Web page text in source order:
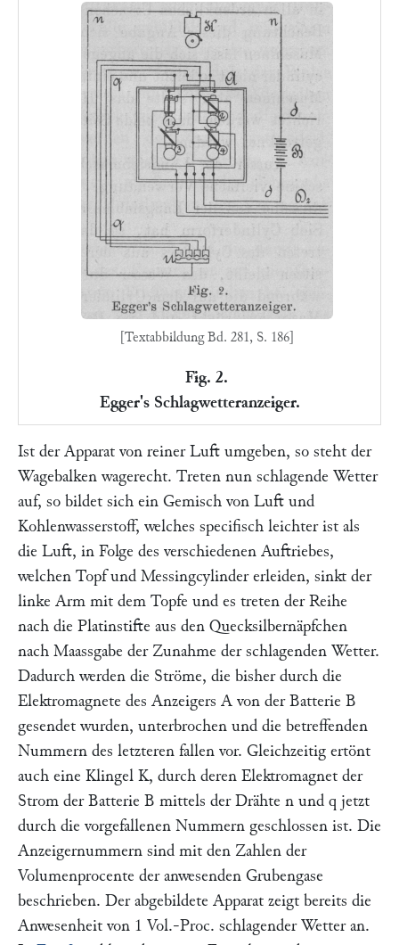
[Textabbildung Bd. 281, S. 186]
Fig. 2.
Egger's Schlagwetteranzeiger.
Ist der Apparat von reiner Luft umgeben, so steht der
Wagebalken wagerecht. Treten nun schlagende Wetter
auf, so bildet sich ein Gemisch von Luft und
Kohlenwasserstoff, welches specifisch leichter ist als
die Luft, in Folge des verschiedenen Auftriebes,
welchen Topf und Messingcylinder erleiden, sinkt der
linke Arm mit dem Topfe und es treten der Reihe
nach die Platinstifte aus den Quecksilbernäpfchen
nach Maassgabe der Zunahme der schlagenden Wetter.
Dadurch werden die Ströme, die bisher durch die
Elektromagnete des Anzeigers A von der Batterie B
gesendet wurden, unterbrochen und die betreffenden
Nummern des letzteren fallen vor. Gleichzeitig ertönt
auch eine Klingel K, durch deren Elektromagnet der
Strom der Batterie B mittels der Drähte n und q jetzt
durch die vorgefallenen Nummern geschlossen ist. Die
Anzeigernummern sind mit den Zahlen der
Volumenprocente der anwesenden Grubengase
beschrieben. Der abgebildete Apparat zeigt bereits die
Anwesenheit von 1 Vol.-Proc. schlagender Wetter an.